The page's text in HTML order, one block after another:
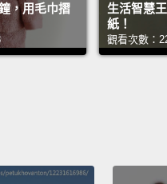
為止。靜置十五分鐘，接
putting in the garbage
，用毛巾摺
生活智慧
紙！
觀看次數：